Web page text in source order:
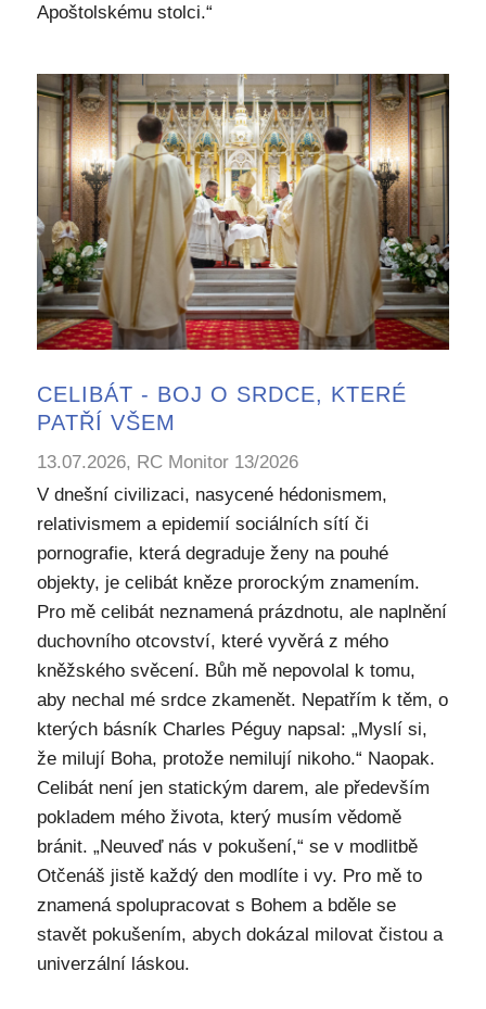
Apoštolskému stolci.“
CELIBÁT - BOJ O SRDCE, KTERÉ
PATŘÍ VŠEM
13.07.2026, RC Monitor 13/2026
V dnešní civilizaci, nasycené hédonismem,
relativismem a epidemií sociálních sítí či
pornografie, která degraduje ženy na pouhé
objekty, je celibát kněze prorockým znamením.
Pro mě celibát neznamená prázdnotu, ale naplnění
duchovního otcovství, které vyvěrá z mého
kněžského svěcení. Bůh mě nepovolal k tomu,
aby nechal mé srdce zkamenět. Nepatřím k těm, o
kterých básník Charles Péguy napsal: „Myslí si,
že milují Boha, protože nemilují nikoho.“ Naopak.
Celibát není jen statickým darem, ale především
pokladem mého života, který musím vědomě
bránit. „Neuveď nás v pokušení,“ se v modlitbě
Otčenáš jistě každý den modlíte i vy. Pro mě to
znamená spolupracovat s Bohem a bděle se
stavět pokušením, abych dokázal milovat čistou a
univerzální láskou.